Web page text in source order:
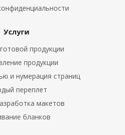
Услуги
продукции
продукции
и нумерация страниц
переплет
макетов
бланков